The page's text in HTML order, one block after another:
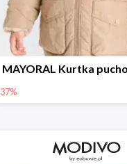
MAYORAL Kurtka
37%